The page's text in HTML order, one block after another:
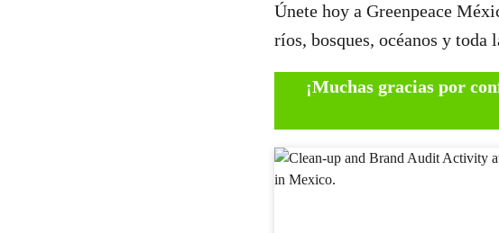
Únete hoy a Greenpeace
ríos, bosques, océanos y toda
¡Muchas gracias por